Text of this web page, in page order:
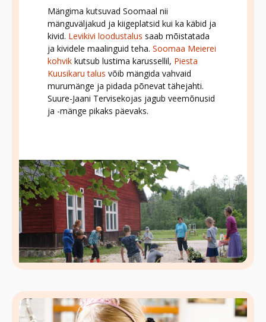
Mängima kutsuvad Soomaal nii
mänguväljakud ja kiigeplatsid kui ka käbid ja
kivid. Levikivi loodustalus saab mõistatada
ja kividele maalinguid teha. Soomaa Meierei
kohvik kutsub lustima karussellil, Piesta
Kuusikaru talus võib mängida vahvaid
murumänge ja pidada põnevat tähejahti.
Suure-Jaani Tervisekojas jagub veemõnusid
ja -mänge pikaks päevaks.